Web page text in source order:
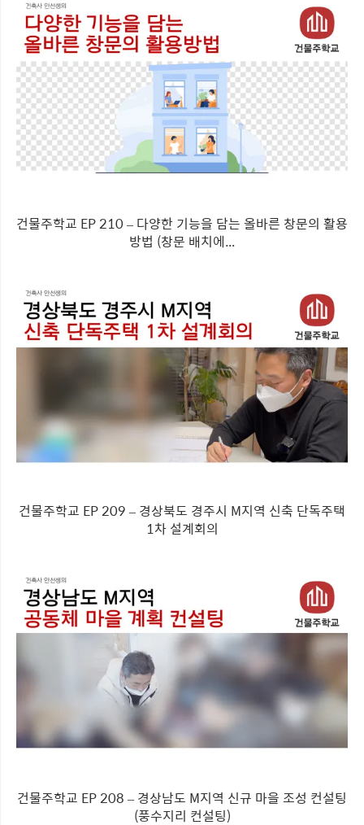
건물주학교 EP 210 – 다양한 기능을 담는 올바른 창문의 활용
방법 (창문 배치에...
건물주학교 EP 209 – 경상북도 경주시 M지역 신축 단독주택
1차 설계회의
건물주학교 EP 208 – 경상남도 M지역 신규 마을 조성 컨설팅
(풍수지리 컨설팅)